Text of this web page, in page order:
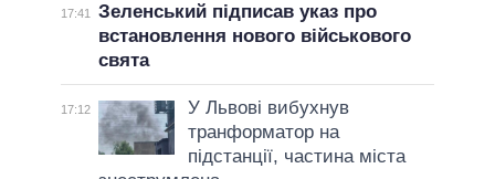
17:41 Зеленський підписав указ про
встановлення нового військового
свята
17:12
У Львові вибухнув
транформатор на
підстанції, частина міста